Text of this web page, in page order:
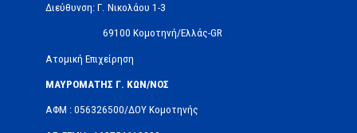
Διεύθυνση: Γ. Νικολάου 1-3
69100 Κομοτηνή/Ελλάς-GR
Ατομική Επιχείρηση
ΜΑΥΡΟΜΑΤΗΣ Γ. ΚΩΝ/ΝΟΣ
ΑΦΜ : 056326500/ΔOΥ Κομοτηνής